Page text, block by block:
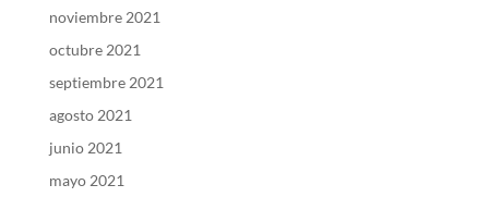
noviembre 2021
octubre 2021
septiembre 2021
agosto 2021
junio 2021
mayo 2021